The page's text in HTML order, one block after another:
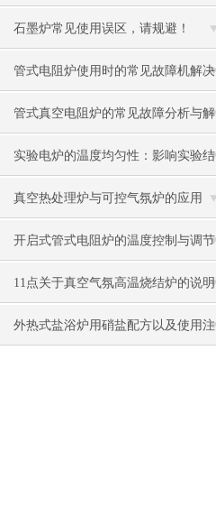
石墨炉常见使用误区，请规避！
管式电阻炉使用时的常见故障机解决
方法
管式真空电阻炉的常见故障分析与解
决办法
实验电炉的温度均匀性：影响实验结
果的关键因素
真空热处理炉与可控气氛炉的应用
开启式管式电阻炉的温度控制与调节
方法
11点关于真空气氛高温烧结炉的说明
外热式盐浴炉用硝盐配方以及使用注